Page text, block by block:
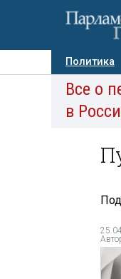
Политика
Авторы
Все о
в